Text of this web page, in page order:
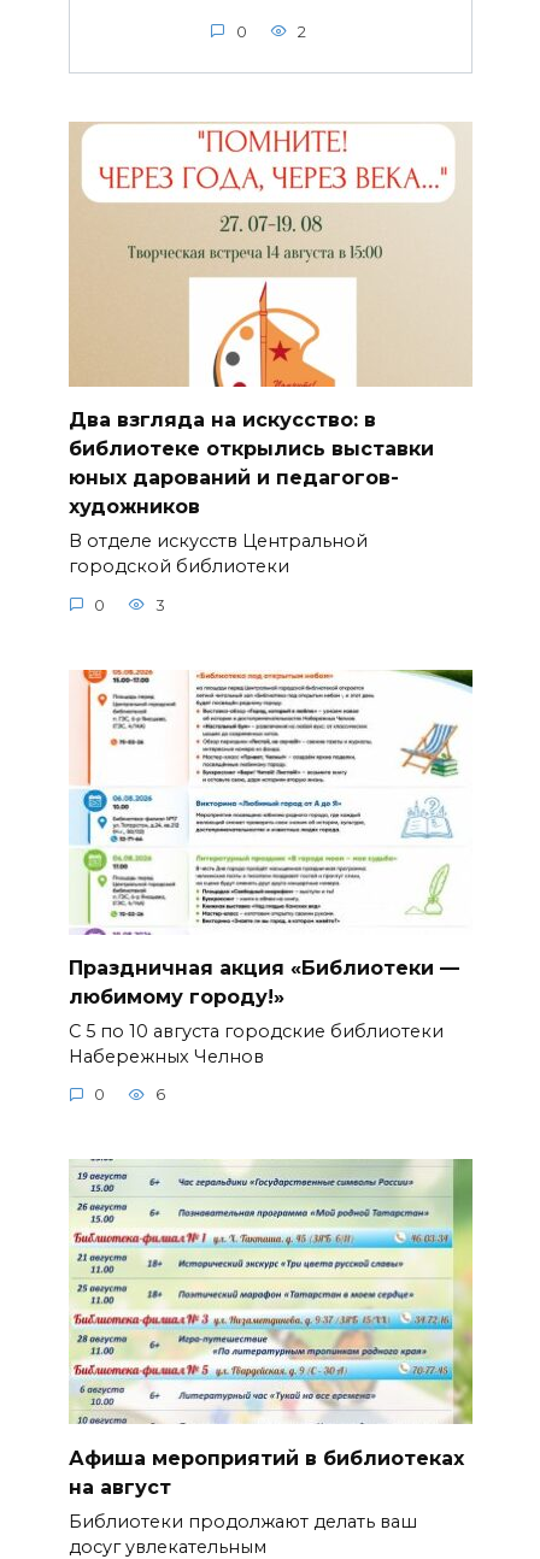
0 2
Два взгляда на искусство: в
библиотеке открылись выставки
юных дарований и педагогов-
художников
В отделе искусств Центральной
городской библиотеки
0 3
Праздничная акция «Библиотеки —
любимому городу!»
С 5 по 10 августа городские библиотеки
Набережных Челнов
0 6
Афиша мероприятий в библиотеках
на август
Библиотеки продолжают делать ваш
досуг увлекательным